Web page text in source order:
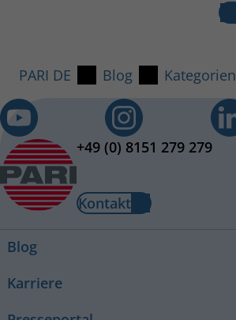
PARI DE Blog Kategorien
+49 (0) 8151 279 279
Kontakt
Blog
Karriere